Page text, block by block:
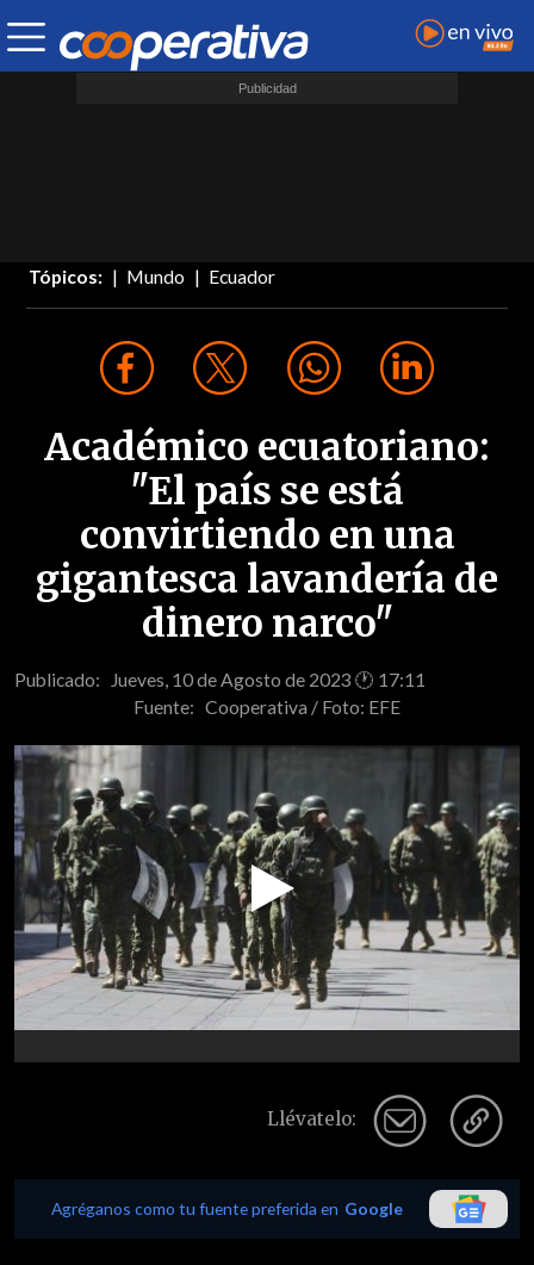
Tópicos: Mundo Ecuador
Académico ecuatoriano:
"El país se está
convirtiendo en una
gigantesca lavandería de
dinero narco"
Publicado: Jueves, 10 de Agosto de 2023 🕐 17:11
Fuente: Cooperativa / Foto: EFE
Play
Video
Llévatelo:
Agréganos como tu fuente preferida en Google